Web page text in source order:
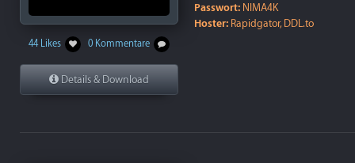
44 Likes 0 Kommentare
Details & Download
Passwort: NIMA4K
Hoster: Rapidgator, DDL.to